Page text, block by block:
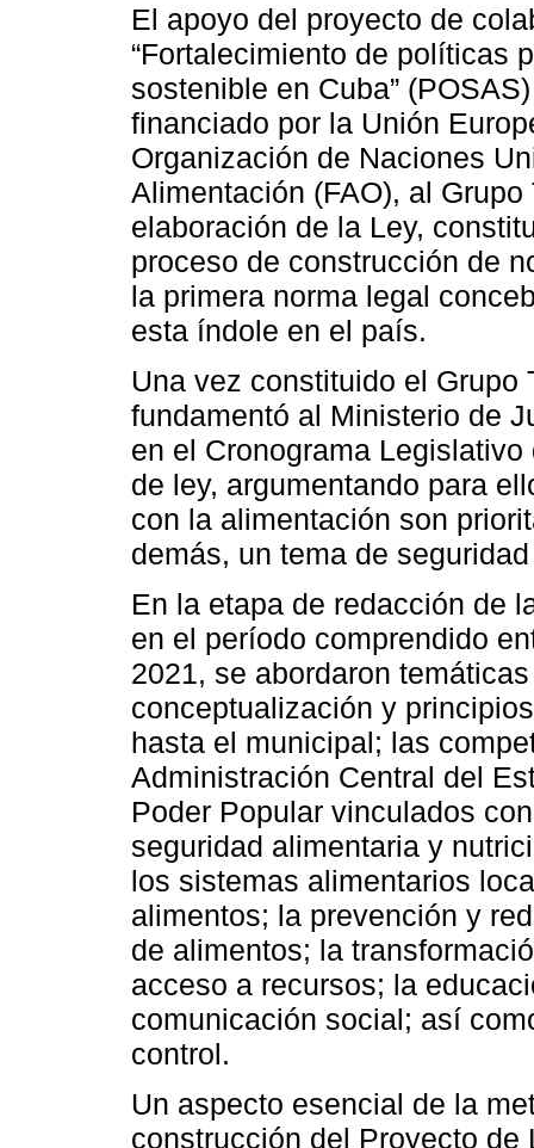
El apoyo del proyecto de
“Fortalecimiento de políticas
sostenible en Cuba”
financiado por la Unión
Organización de Naciones
Alimentación (FAO), al
elaboración de la Ley,
proceso de construcción de
la primera norma legal
esta índole en el país.
Una vez constituido el Grupo
fundamentó al Ministerio de
en el Cronograma
de ley, argumentando para
con la alimentación son
demás, un tema de
En la etapa de redacción de
en el período comprendido
2021, se abordaron
conceptualización y
hasta el municipal; las
Administración Central del
Poder Popular vinculados
seguridad alimentaria y
los sistemas alimentarios
alimentos; la prevención y
de alimentos; la
acceso a recursos; la
comunicación social; así
control.
Un aspecto esencial de la
construcción del Proyecto